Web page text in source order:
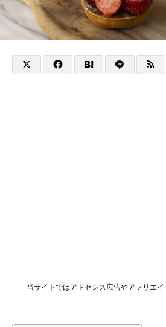
当サイトではアドセンス広告やアフリエ